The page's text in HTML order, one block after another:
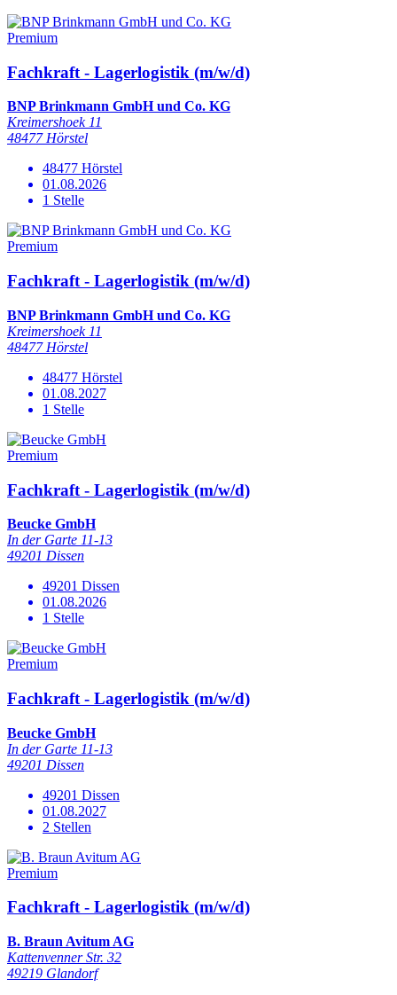
Premium
Fachkraft - Lagerlogistik (m/w/d)
BNP Brinkmann GmbH und Co. KG
Kreimershoek 11
48477 Hörstel
48477 Hörstel
01.08.2026
1 Stelle
Premium
Fachkraft - Lagerlogistik (m/w/d)
BNP Brinkmann GmbH und Co. KG
Kreimershoek 11
48477 Hörstel
48477 Hörstel
01.08.2027
1 Stelle
Premium
Fachkraft - Lagerlogistik (m/w/d)
Beucke GmbH
In der Garte 11-13
49201 Dissen
49201 Dissen
01.08.2026
1 Stelle
Premium
Fachkraft - Lagerlogistik (m/w/d)
Beucke GmbH
In der Garte 11-13
49201 Dissen
49201 Dissen
01.08.2027
2 Stellen
Premium
Fachkraft - Lagerlogistik (m/w/d)
B. Braun Avitum AG
Kattenvenner Str. 32
49219 Glandorf